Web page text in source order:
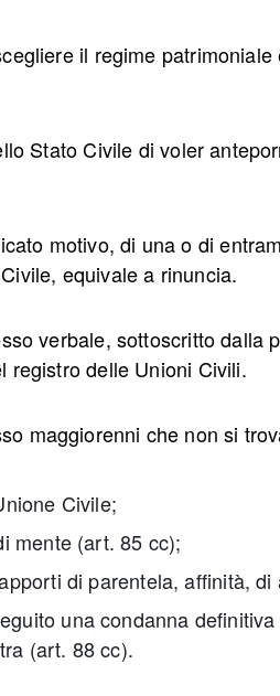
il regime
Stato Civile di voler
motivo, di una o di
equivale a rinuncia.
verbale, sottoscritto
registro delle Unioni Civili.
maggiorenni che non si
Civile;
mente (art. 85 cc);
di parentela, affinità,
una condanna
(art. 88 cc).